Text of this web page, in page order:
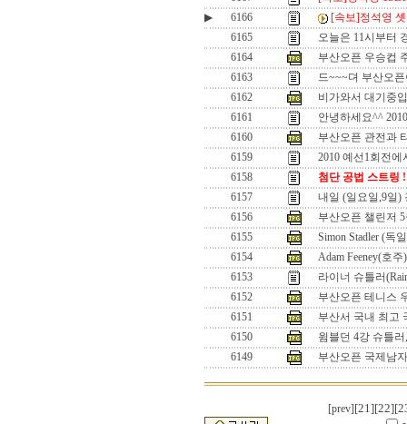
▶
6166
[속보]정석영
6165
오늘은 11시부터
6164
부산오픈 우승컵
6163
드~~~뎌 부산오
6162
비가와서 대기중
6161
안녕하세요^^
6160
부산오픈 관전과
6159
2010 예선1회전에
6158
첨단 공법 스트링 !
6157
내일 (일요일,9일)
6156
부산오픈 챌린저
6155
Simon Stadler (독
6154
Adam Feeney(호주)
6153
라이너 슈틀러
6152
부산오픈 테니스
6151
부산서 국내 최고
6150
윔블던 4강 슈틀
6149
부산오픈 국제남
[prev] [21][22]